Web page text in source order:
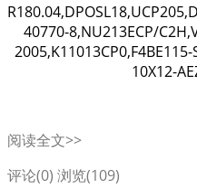
40770-8,NU213ECP/
10X12-
阅读全文>>
评论(0) 浏览(109)